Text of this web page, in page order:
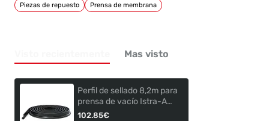
Piezas de repuesto
Prensa de membrana
Mas visto
Perfil de sellado 8,2m para
prensa de vacío Istra-A
VPF-2-2600
102.85€